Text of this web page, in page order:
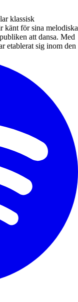
klassisk
känt för sina melodiska
att dansa. Med
etablerat sig inom den